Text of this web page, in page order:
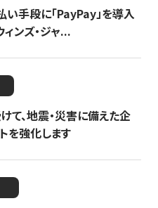
手段に「PayPay」を導入
ンズ・ジャ...
て、地震・災害に備えた企
を強化します